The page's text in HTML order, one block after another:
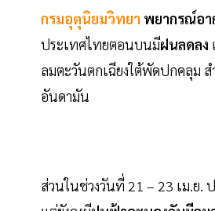
กรมอุตุนิยมวิทยา พยากรณ์อ
ประเทศไทยตอนบนมีฝนลดลง
ลมตะวันตกเฉียงใต้พัดปกคลุม
อันดามัน
ส่วนในช่วงวันที่ 21 – 23 เม.ย.